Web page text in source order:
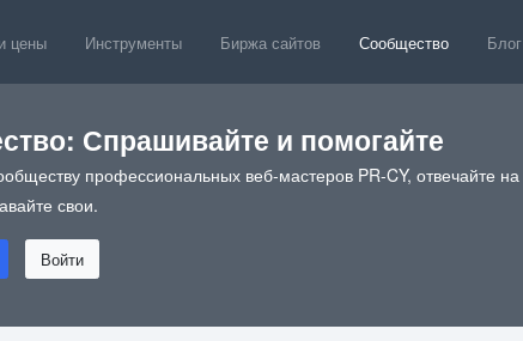
цены Инструменты Биржа сайтов Сообщество Блог
Спрашивайте и помогайте
профессиональных веб-мастеров PR-CY, отвечайте на
свои.
Войти